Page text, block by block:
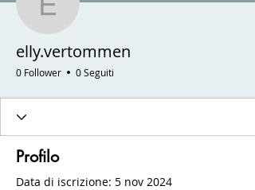
elly.vertommen
elly.vertommen
0 Follower 0 Seguiti
Profilo
Data di iscrizione: 5 nov 2024